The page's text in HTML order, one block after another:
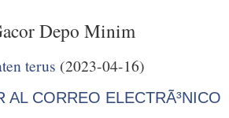
Depo Minim
terus (2023-04-16)
AL CORREO ELECTRÃ³NICO